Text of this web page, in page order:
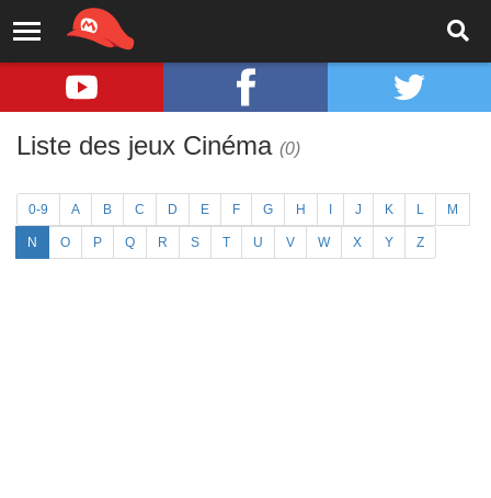
Liste des jeux Cinéma (0)
0-9 A B C D E F G H J K L M
N O P Q R S T U V W X Y Z